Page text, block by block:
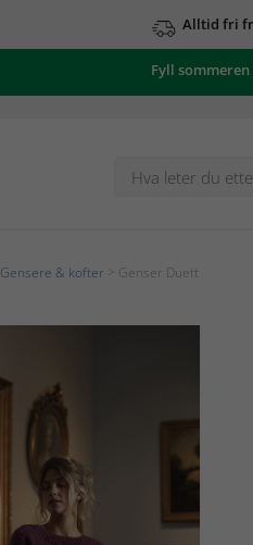
Alltid fri
Fyll
Gensere & kofter > Genser Duett